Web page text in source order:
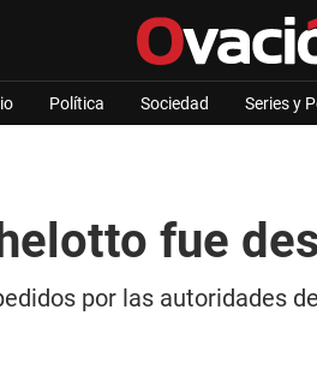
Política Sociedad Series y
fue
por las autoridades